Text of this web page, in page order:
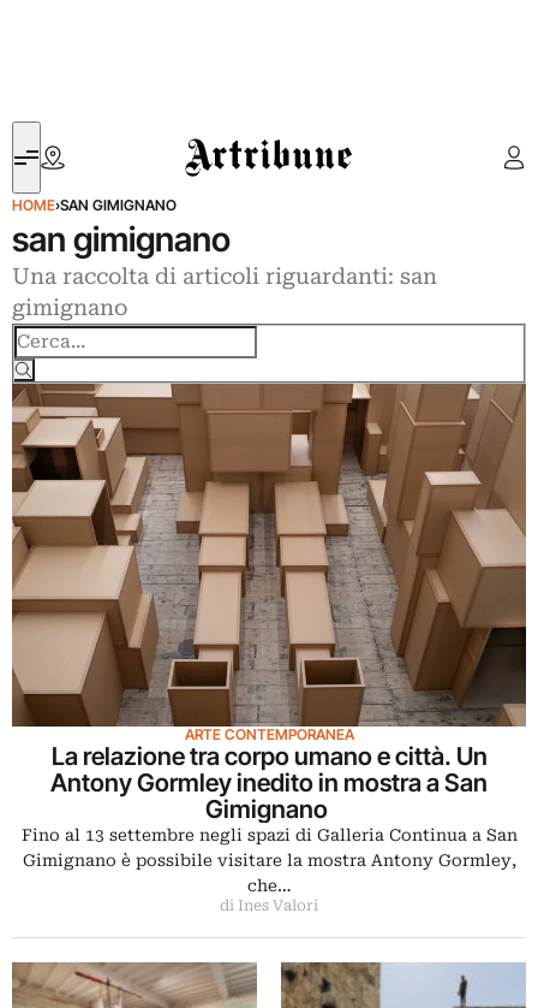
Artribune
HOME›SAN GIMIGNANO
san gimignano
Una raccolta di articoli riguardanti: san
gimignano
Cerca
ARTE CONTEMPORANEA
La relazione tra corpo umano e città. Un
Antony Gormley inedito in mostra a San
Gimignano
Fino al 13 settembre negli spazi di Galleria Continua a San
Gimignano è possibile visitare la mostra Antony Gormley,
che…
di Ines Valori